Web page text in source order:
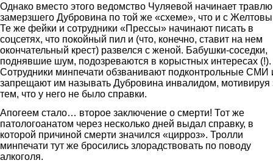
Однако вместо этого ведомство Чуляевой начинает травлю
замерзшего Дубровина по той же «схеме», что и с
Те же фейки и сотрудники «Прессы» начинают писать в
соцсетях, что покойный пил и (что, конечно, ставит на нем
окончательный крест) развелся с женой. Бабушки-соседки,
поднявшие шум, подозреваются в корыстных интересах (!).
Сотрудники минпечати обзванивают подконтрольные СМИ
запрещают им называть Дубровина инвалидом, мотивируя
тем, что у него не было справки.
Апогеем стало… второе заключение о смерти! Тот же
патологоанатом через несколько дней выдал справку, в
которой причиной смерти значился «цирроз». Тролли
минпечати тут же бросились злорадствовать по поводу
алкоголя.